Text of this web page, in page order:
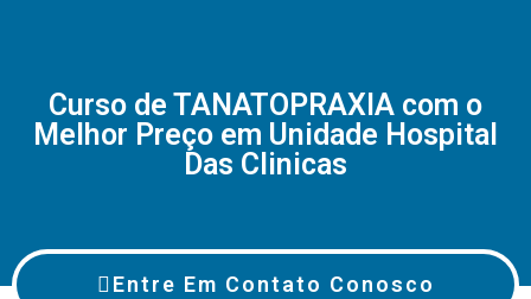
Curso de TANATOPRAXIA com o
Melhor Preço em Unidade Hospital
Das Clinicas
Entre Em Contato Conosco